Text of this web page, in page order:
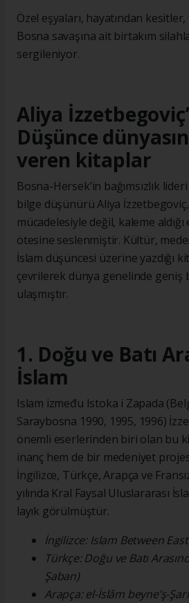
Özel eşyaları, hayatından
Bosna savaşına ait birtakım
sergileniyor.
Aliya
Düşünce
veren kitaplar
Bosna-Hersek’in bağımsızlık
bilge düşünürü Aliya İzzetbegoviç,
mücadelesiyle değil, kaleme aldığı
ötesine seslenmiştir. Kültür,
İslam düşüncesi üzerine yazdığı
çevrilerek dünya genelinde geniş
ulaşmıştır.
1. Doğu ve Batı
İslam
Islam između Istoka i Zapada
Saraybosna 1990, 1995, 1996)
önemli eserlerinden biri olan bu
inanç hem de bir medeniyet
İngilizce, Türkçe, Arapça ve
yılında Kral Faysal Uluslararası
layık görülmüştür.
İngilizce: Islam Between
Türkçe: Doğu ve Batı
Şaban)
Arapça: el-İslâm beyne’ş-